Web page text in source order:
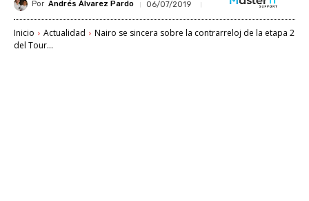
Por Andrés Álvarez Pardo 06/07/2019
Inicio Actualidad
Nairo se sincera sobre la contrarreloj de la etapa 2
del Tour...